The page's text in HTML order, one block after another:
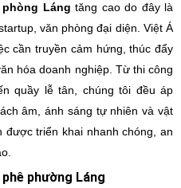
Láng tăng cao do đây là
văn phòng đại diện. Việt Á
cần truyền cảm hứng, thúc đẩy
hóa doanh nghiệp. Từ thi công
quầy lễ tân, chúng tôi đều áp
âm, ánh sáng tự nhiên và vật
triển khai nhanh chóng, an
phường Láng